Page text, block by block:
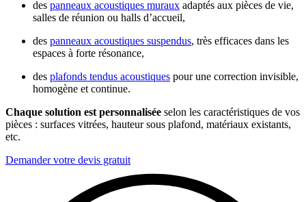
des panneaux acoustiques muraux adaptés aux pièces de vie,
salles de réunion ou halls d’accueil,
des panneaux acoustiques suspendus, très efficaces dans les
espaces à forte résonance,
des plafonds tendus acoustiques pour une correction invisible,
homogène et continue.
Chaque solution est personnalisée selon les caractéristiques de vos
pièces : surfaces vitrées, hauteur sous plafond, matériaux existants,
etc.
Demander votre devis gratuit